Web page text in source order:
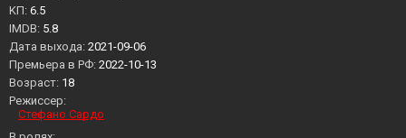
KП: 6.5
IMDB: 5.8
Дата выхода: 2021-09-06
Премьера в РФ: 2022-10-13
Возраст: 18
Режиссер:
Стефано Сардо